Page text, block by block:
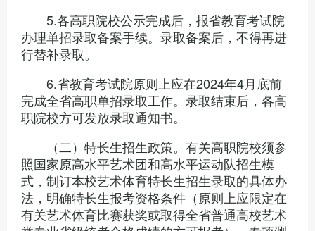
5.各高职院校公示完成后，报省教育考试院
办理单招录取备案手续。录取备案后，不得再进
行替补录取。
6.省教育考试院原则上应在2024年4月底前
完成全省高职单招录取工作。录取结束后，各高
职院校方可发放录取通知书。
（二）特长生招生政策。有关高职院校须参
照国家原高水平艺术团和高水平运动队招生模
式，制订本校艺术体育特长生招生录取的具体办
法，明确特长生报考资格条件（原则上应限定在
有关艺术体育比赛获奖或取得全省普通高校艺术